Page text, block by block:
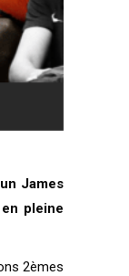
James
pleine
2èmes